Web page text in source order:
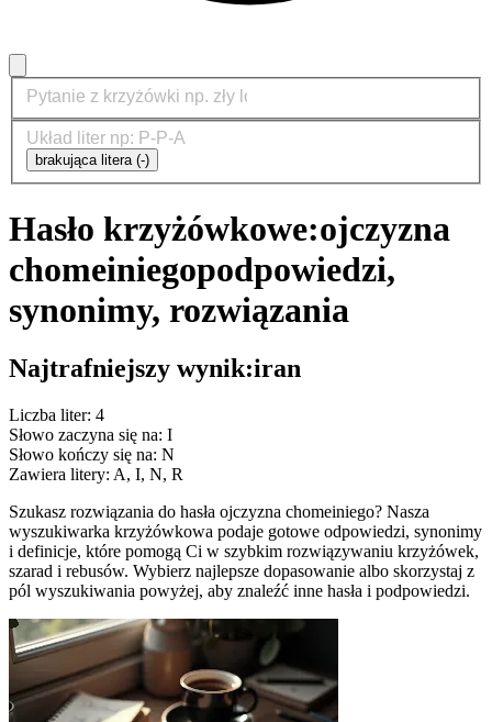
brakująca litera (-)
Hasło krzyżówkowe:ojczyzna
chomeiniegopodpowiedzi,
synonimy, rozwiązania
Najtrafniejszy wynik:iran
Liczba liter: 4
Słowo zaczyna się na: I
Słowo kończy się na: N
Zawiera litery: A, I, N, R
Szukasz rozwiązania do hasła ojczyzna chomeiniego? Nasza
wyszukiwarka krzyżówkowa podaje gotowe odpowiedzi, synonimy
i definicje, które pomogą Ci w szybkim rozwiązywaniu krzyżówek,
szarad i rebusów. Wybierz najlepsze dopasowanie albo skorzystaj z
pól wyszukiwania powyżej, aby znaleźć inne hasła i podpowiedzi.